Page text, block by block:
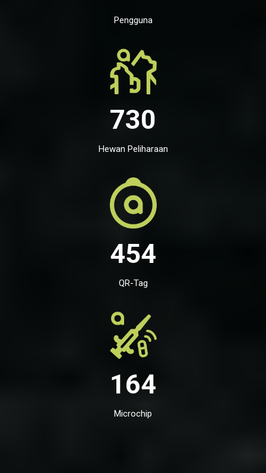
Pengguna
730
Hewan Peliharaan
454
QR-Tag
164
Microchip